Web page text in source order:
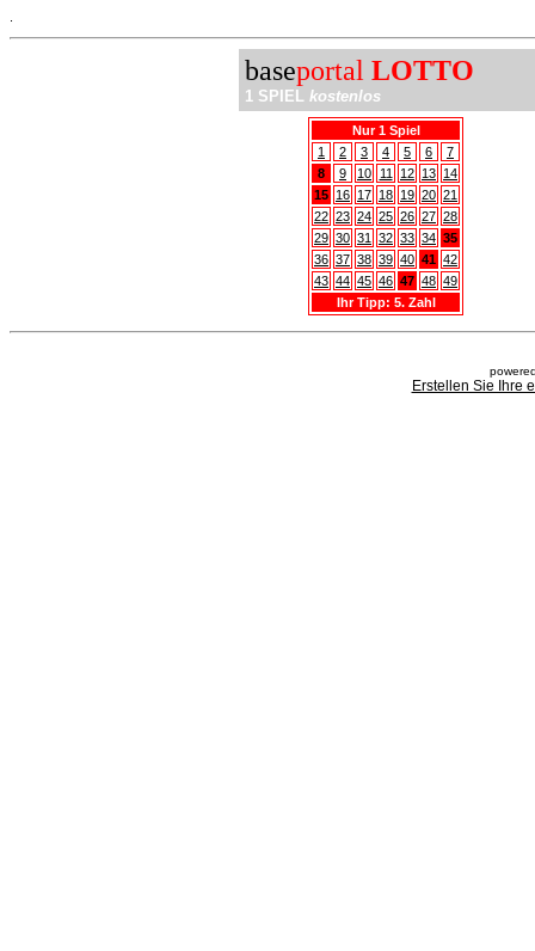
baseportal LOTTO
1 SPIEL kostenlos
Nur 1 Spiel
1
2 3 4 5 6
7
8
9 10 11 12 13 14
15 16 17 18 19 20 21
22 23 24 25 26 27 28
29 30 31 32 33 34 35
36 37 38 39 40 41 42
43 44 45 46 47 48 49
Ihr Tipp: 5. Zahl
Erstellen Sie Ihre